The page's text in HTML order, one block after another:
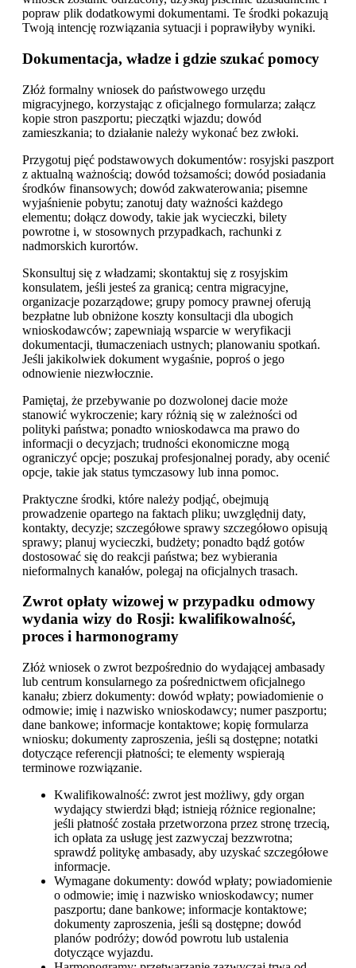
popraw plik dodatkowymi dokumentami. Te środki pokazują
Twoją intencję rozwiązania sytuacji i poprawiłyby wyniki.
Dokumentacja, władze i gdzie szukać pomocy
Złóż formalny wniosek do państwowego urzędu
migracyjnego, korzystając z oficjalnego formularza; załącz
kopie stron paszportu; pieczątki wjazdu; dowód
zamieszkania; to działanie należy wykonać bez zwłoki.
Przygotuj pięć podstawowych dokumentów: rosyjski paszport
z aktualną ważnością; dowód tożsamości; dowód posiadania
środków finansowych; dowód zakwaterowania; pisemne
wyjaśnienie pobytu; zanotuj daty ważności każdego
elementu; dołącz dowody, takie jak wycieczki, bilety
powrotne i, w stosownych przypadkach, rachunki z
nadmorskich kurortów.
Skonsultuj się z władzami; skontaktuj się z rosyjskim
konsulatem, jeśli jesteś za granicą; centra migracyjne,
organizacje pozarządowe; grupy pomocy prawnej oferują
bezpłatne lub obniżone koszty konsultacji dla ubogich
wnioskodawców; zapewniają wsparcie w weryfikacji
dokumentacji, tłumaczeniach ustnych; planowaniu spotkań.
Jeśli jakikolwiek dokument wygaśnie, poproś o jego
odnowienie niezwłocznie.
Pamiętaj, że przebywanie po dozwolonej dacie może
stanowić wykroczenie; kary różnią się w zależności od
polityki państwa; ponadto wnioskodawca ma prawo do
informacji o decyzjach; trudności ekonomiczne mogą
ograniczyć opcje; poszukaj profesjonalnej porady, aby ocenić
opcje, takie jak status tymczasowy lub inna pomoc.
Praktyczne środki, które należy podjąć, obejmują
prowadzenie opartego na faktach pliku; uwzględnij daty,
kontakty, decyzje; szczegółowe sprawy szczegółowo opisują
sprawy; planuj wycieczki, budżety; ponadto bądź gotów
dostosować się do reakcji państwa; bez wybierania
nieformalnych kanałów, polegaj na oficjalnych trasach.
Zwrot opłaty wizowej w przypadku odmowy
wydania wizy do Rosji: kwalifikowalność,
proces i harmonogramy
Złóż wniosek o zwrot bezpośrednio do wydającej ambasady
lub centrum konsularnego za pośrednictwem oficjalnego
kanału; zbierz dokumenty: dowód wpłaty; powiadomienie o
odmowie; imię i nazwisko wnioskodawcy; numer paszportu;
dane bankowe; informacje kontaktowe; kopię formularza
wniosku; dokumenty zaproszenia, jeśli są dostępne; notatki
dotyczące referencji płatności; te elementy wspierają
terminowe rozwiązanie.
Kwalifikowalność: zwrot jest możliwy, gdy organ
wydający stwierdzi błąd; istnieją różnice regionalne;
jeśli płatność została przetworzona przez stronę trzecią,
ich opłata za usługę jest zazwyczaj bezzwrotna;
sprawdź politykę ambasady, aby uzyskać szczegółowe
informacje.
Wymagane dokumenty: dowód wpłaty; powiadomienie
o odmowie; imię i nazwisko wnioskodawcy; numer
paszportu; dane bankowe; informacje kontaktowe;
dokumenty zaproszenia, jeśli są dostępne; dowód
planów podróży; dowód powrotu lub ustalenia
dotyczące wyjazdu.